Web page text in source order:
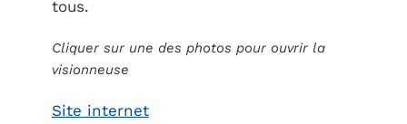
tous.
Cliquer sur une des photos pour ouvrir la
visionneuse
Site internet